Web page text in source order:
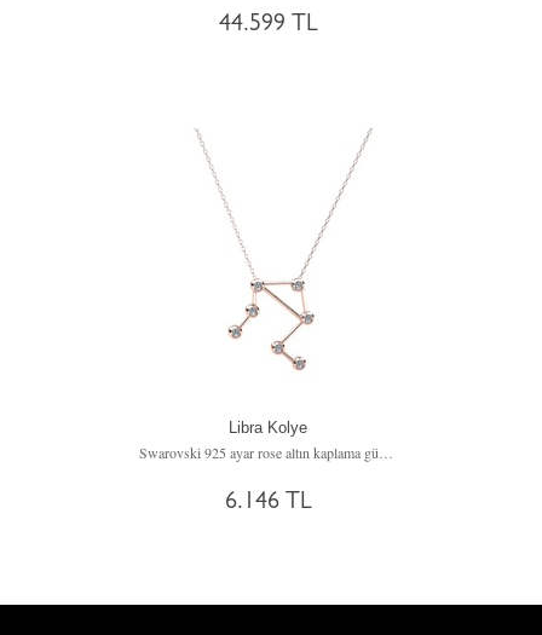
44.599 TL
Libra Kolye
6.146 TL